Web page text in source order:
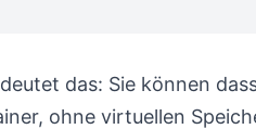
das: Sie können
ohne virtuellen